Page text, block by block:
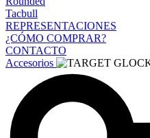
Tacbull
REPRESENTACIONES
¿CÓMO COMPRAR?
CONTACTO
Accesorios